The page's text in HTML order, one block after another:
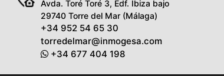
Avda. Toré Toré 3, Edf. Ibiza bajo
29740 Torre del Mar (Málaga)
+34 952 54 65 30
torredelmar@inmogesa.com
+34 677 404 198